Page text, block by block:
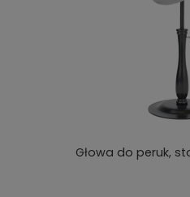
Głowa do peruk,